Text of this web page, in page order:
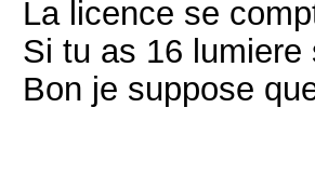
La licence se
Si tu as 16 lumiere
Bon je suppose